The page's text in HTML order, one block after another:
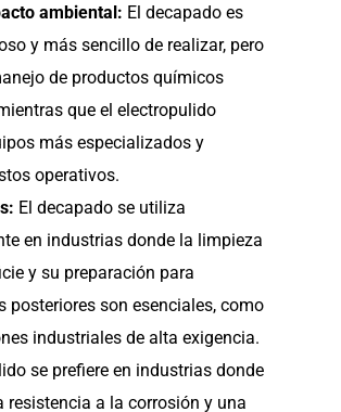
ambiental: El decapado es
y más sencillo de realizar, pero
de productos químicos
que el electropulido
más especializados y
operativos.
El decapado se utiliza
en industrias donde la limpieza
y su preparación para
posteriores son esenciales, como
industriales de alta exigencia.
se prefiere en industrias donde
resistencia a la corrosión y una